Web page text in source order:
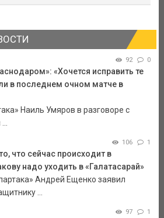
92 0
«Хочется исправить те
в последнем очном матче в
Наиль Умяров в разговоре с
106 1
что сейчас происходит в
надо уходить в «Галатасарай»
Андрей Ещенко заявил
...
97 1